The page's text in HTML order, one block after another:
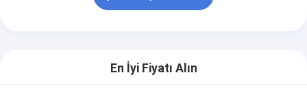
En İyi Fiyatı Alın